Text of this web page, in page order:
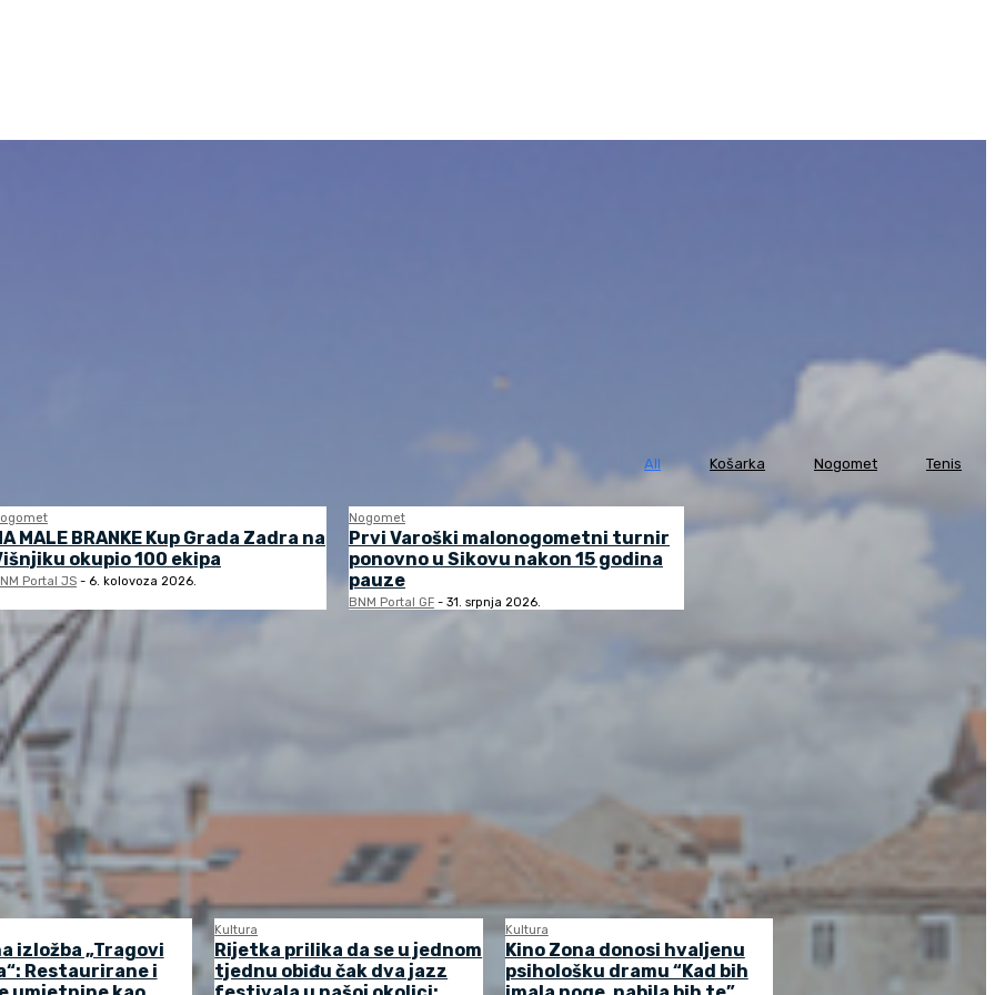
All Košarka Nogomet Tenis
MALE BRANKE Kup Grada Zadra na
okupio 100 ekipa
Portal JS - 6. kolovoza 2026.
Nogomet
Prvi Varoški malonogometni turnir
ponovno u Sikovu nakon 15 godina
pauze
BNM Portal GF - 31. srpnja 2026.
izložba „Tragovi
Restaurirane i
Kultura
Rijetka prilika da se u jednom
tjednu obiđu čak dva jazz
Kultura
Kino Zona donosi hvaljenu
psihološku dramu “Kad bih